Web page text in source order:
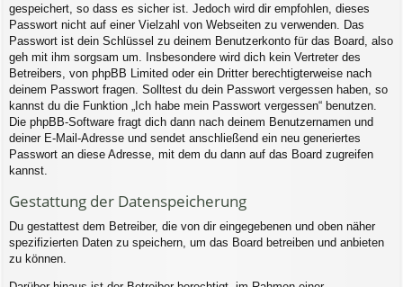
gespeichert, so dass es sicher ist. Jedoch wird dir empfohlen, dieses
Passwort nicht auf einer Vielzahl von Webseiten zu verwenden. Das
Passwort ist dein Schlüssel zu deinem Benutzerkonto für das Board, also
geh mit ihm sorgsam um. Insbesondere wird dich kein Vertreter des
Betreibers, von phpBB Limited oder ein Dritter berechtigterweise nach
deinem Passwort fragen. Solltest du dein Passwort vergessen haben, so
kannst du die Funktion „Ich habe mein Passwort vergessen“ benutzen.
Die phpBB-Software fragt dich dann nach deinem Benutzernamen und
deiner E-Mail-Adresse und sendet anschließend ein neu generiertes
Passwort an diese Adresse, mit dem du dann auf das Board zugreifen
kannst.
Gestattung der Datenspeicherung
Du gestattest dem Betreiber, die von dir eingegebenen und oben näher
spezifizierten Daten zu speichern, um das Board betreiben und anbieten
zu können.